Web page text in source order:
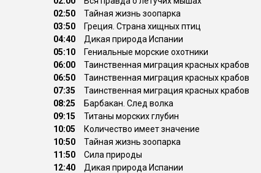
02:50
Тайная жизнь зоопарка
03:50
Греция. Страна хищных птиц
04:40
Дикая природа Испании
05:10
Гениальные морские охотники
06:00
Таинственная миграция красных крабов
06:50
Таинственная миграция красных крабов
07:35
Таинственная миграция красных крабов
08:25
Барбакан. След волка
09:15
Титаны морских глубин
10:05
Количество имеет значение
10:50
Тайная жизнь зоопарка
11:50
Сила природы
12:40
Дикая природа Испании